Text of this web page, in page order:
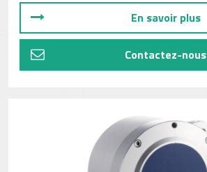
En savoir plus
Contactez-nous